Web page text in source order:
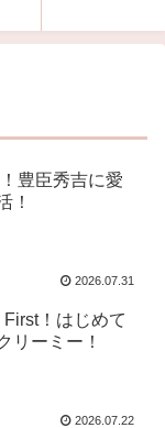
豊臣秀吉に愛
！
2026.07.31
！はじめて
リーミー！
2026.07.22